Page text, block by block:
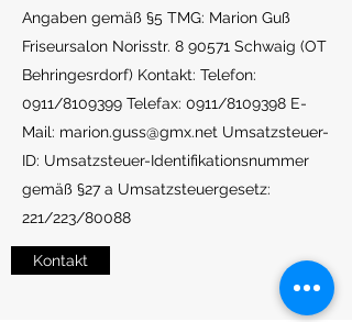
Angaben gemäß §5 TMG: Marion Guß
Friseursalon Norisstr. 8 90571 Schwaig (OT
Behringesrdorf) Kontakt: Telefon:
0911/8109399 Telefax: 0911/8109398 E-
Mail: marion.guss@gmx.net Umsatzsteuer-
ID: Umsatzsteuer-Identifikationsnummer
gemäß §27 a Umsatzsteuergesetz:
221/223/80088
Kontakt